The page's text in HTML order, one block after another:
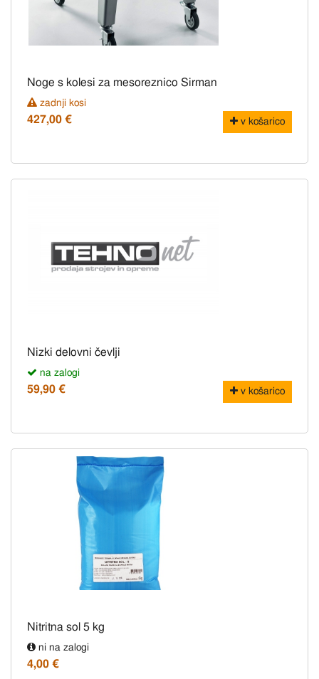
Noge s kolesi za mesoreznico Sirman
zadnji kosi
427,00 € v košarico
Nizki delovni čevlji
na zalogi
59,90 € v košarico
Nitritna sol 5 kg
ni na zalogi
4,00 €